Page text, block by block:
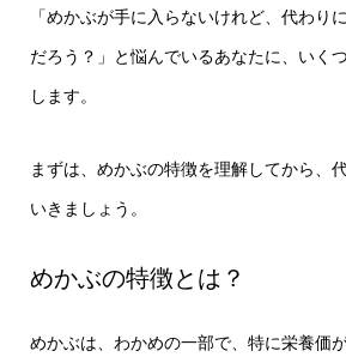
「めかぶが手に入らないけれど、代わり
だろう？」と悩んでいるあなたに、いく
します。
まずは、めかぶの特徴を理解してから、
いきましょう。
めかぶの特徴とは？
めかぶは、わかめの一部で、特に栄養価